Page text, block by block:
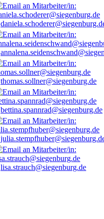
thomas.sollner@siegenburg.de
bettina.spannrad@siegenburg.de
lisa.strauch@siegenburg.de